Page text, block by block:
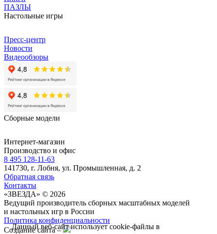
ПАЗЛЫ
Настольные игры
Пресс-центр
Новости
Видеообзоры
Сборные модели
Интернет-магазин
Производство и офис
8 495 128-11-63
141730, г. Лобня, ул. Промышленная, д. 2
Обратная связь
Контакты
«ЗВЕЗДА» © 2026
Ведущий производитель сборных масштабных моделей
и настольных игр в России
Политика конфиденциальности
Создание сайта –
Данный веб-сайт использует cookie-файлы в